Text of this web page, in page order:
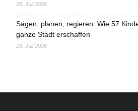
28. Juli 2026
Sägen, planen, regieren: Wie 57
ganze Stadt erschaffen
28. Juli 2026